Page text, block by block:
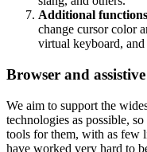
Additional
change cursor color
virtual keyboard,
Browser and
We aim to support the
technologies as possible,
tools for them, with as few
have worked very hard to